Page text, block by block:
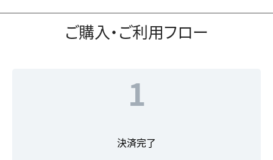
ご購入・ご利用フロー
1
決済完了